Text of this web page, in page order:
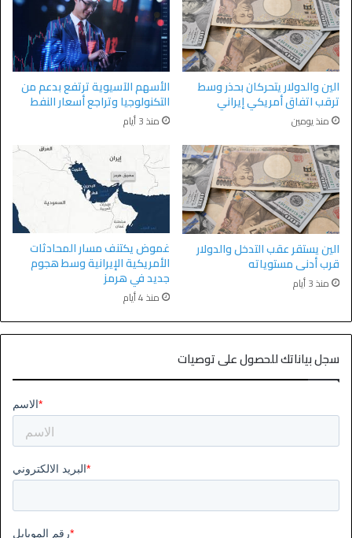
الين والدولار يتحركان بحذر وسط
ترقب اتفاق أمريكي إيراني
منذ يومين
الأسهم الآسيوية ترتفع بدعم من
التكنولوجيا وتراجع أسعار النفط
منذ 3 أيام
الين يستقر عقب التدخل والدولار
قرب أدنى مستوياته
منذ 3 أيام
غموض يكتنف مسار المحادثات
الأمريكية الإيرانية وسط هجوم
جديد في هرمز
منذ 4 أيام
سجل بياناتك للحصول على توصيات